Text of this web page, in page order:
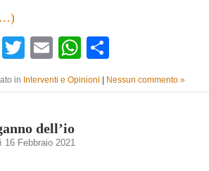
Facebook
TwitterEmailWhatsApp
in Interventi e Opinioni Nessun commento »
dell’io
16 Febbraio 2021